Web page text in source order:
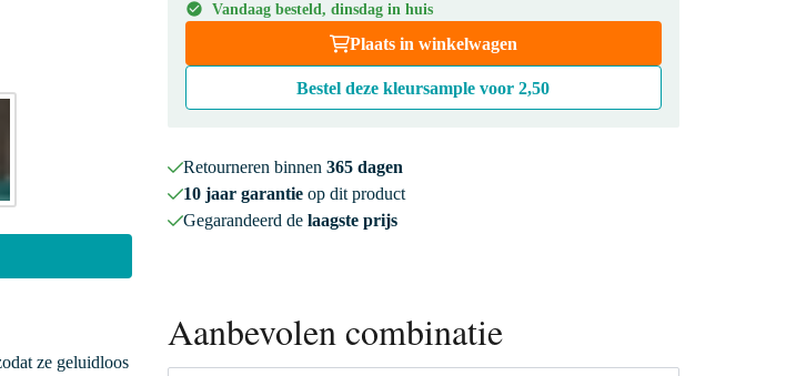
Vandaag besteld, dinsdag in huis
Plaats in winkelwagen
Bestel deze kleursample voor2,50
Retourneren binnen 365 dagen
10 jaar garantieop dit product
Gegarandeerd de laagste prijs
ze geluidloos
Aanbevolen combinatie